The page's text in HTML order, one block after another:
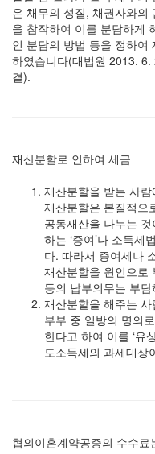
은 채무의 성질, 채권자와의
을 참작하여 이를 분담하게
인 분담의 방법 등을 정하여
하였습니다(대법원 2013.
결).
재산분할로 인하여 세금
재산분할을 받는 사람
재산분할은 본질적으
공동재산을 나누는
하는 ‘증여’나 소득세
다. 따라서 증여세나
재산분할을 원인으로
등의 납부의무는 부
재산분할을 해주는
부부 중 일방의 명의
한다고 하여 이를 ‘유
도소득세의 과세대상
협의이혼계약공증의 수수료